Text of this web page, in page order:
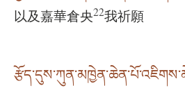
以及嘉華倉央22我祈願